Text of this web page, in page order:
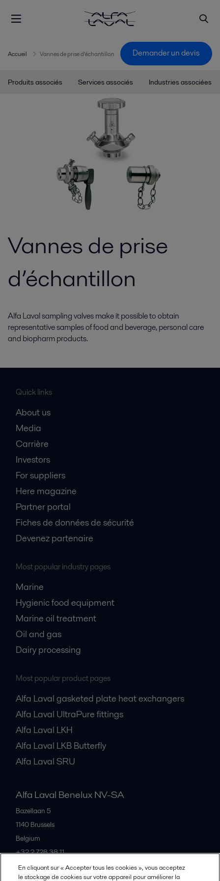
Accueil Vannes de prise d’échantillon Demander un devis
Produits associés Services associés Industries associées
Vannes de prise
d’échantillon
Alfa Laval sampling valves make it possible to obtain
representative samples of food and beverage, personal care
and biopharm products.
Quick links
About us
Media
Carrière
Investors
For suppliers
Here magazine
Partner portal
Fiches de données de sécurité
Devenez partenaire
Most popular industry pages
Marine
Hygienic food equipment
Marine oil treatment
Oil and gas
Dairy processing
Most popular product pages
Alfa Laval gasketed plate heat exchangers
Alfa Laval UltraPure fittings
Alfa Laval LKH
Alfa Laval LKB Butterfly
Alfa Laval SRU
Alfa Laval Benelux NV-SA
Bazellaan 5
1140 Brussels
Belgium
+32 2 728 38 11
En cliquant sur « Accepter tous les cookies », vous acceptez
le stockage de cookies sur votre appareil pour améliorer la